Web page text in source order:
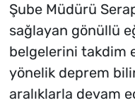
Şube Müdürü
sağlayan gönüllü
belgelerini takdim
yönelik deprem
aralıklarla devam